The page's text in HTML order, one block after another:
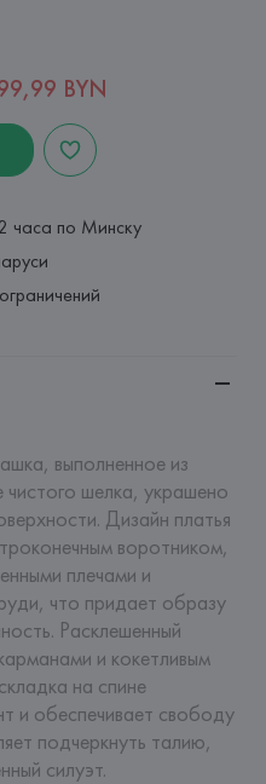
BYN
часа по Минску
выполненное из
шелка, украшено
Дизайн платья
воротником,
плечами и
что придает образу
Расклешенный
и кокетливым
на спине
и обеспечивает свободу
подчеркнуть талию,
силуэт.